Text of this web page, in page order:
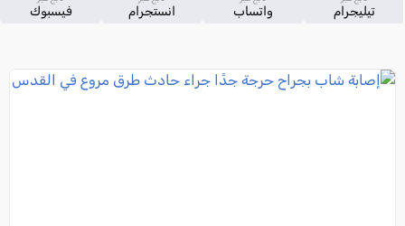
تيليجرام واتساب انستجرام فيسبوك